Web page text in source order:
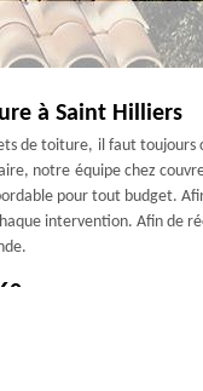
à Saint Hilliers
de toiture, il faut
notre équipe chez
pour tout budget.
intervention. Afin de